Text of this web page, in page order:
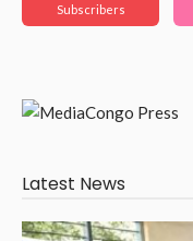
Subscribers
Latest News